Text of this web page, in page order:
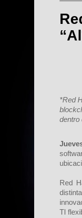
*Red
dentro
Red
TI